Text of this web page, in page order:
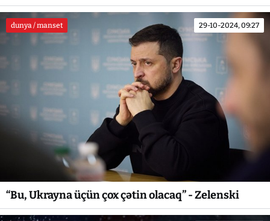
dunya / manset 29-10-2024, 09:27
“Bu, Ukrayna üçün çox çətin olacaq” - Zelenski